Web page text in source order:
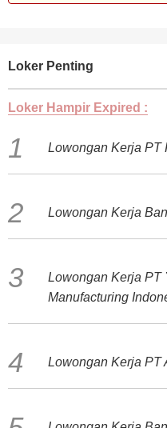
Loker Penting
Loker Hampir Expired :
Lowongan Kerja PT
Lowongan Kerja
Lowongan Kerja PT
Manufacturing
Lowongan Kerja PT